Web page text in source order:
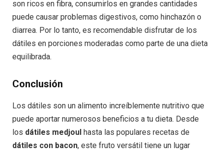
son ricos en fibra, consumirlos en grandes cantidades
puede causar problemas digestivos, como hinchazón o
diarrea. Por lo tanto, es recomendable disfrutar de los
dátiles en porciones moderadas como parte de una dieta
equilibrada.
Conclusión
Los dátiles son un alimento increíblemente nutritivo que
puede aportar numerosos beneficios a tu dieta. Desde
los dátiles medjoul hasta las populares recetas de
dátiles con bacon, este fruto versátil tiene un lugar